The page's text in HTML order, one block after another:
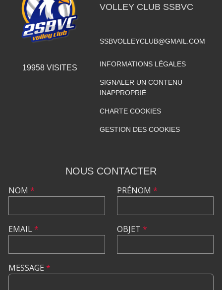
19958VISITES
VOLLEY CLUB SSBVC
SSBVOLLEYCLUB@GMAIL.COM
INFORMATIONS LÉGALES
SIGNALER UN CONTENU
INAPPROPRIÉ
CHARTE COOKIES
GESTION DES COOKIES
NOUS CONTACTER
NOM *
EMAIL*
PRÉNOM *
OBJET *
MESSAGE *